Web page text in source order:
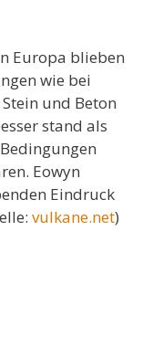
Europa blieben
wie bei
und Beton
stand als
Eowyn
Eindruck
vulkane.net)